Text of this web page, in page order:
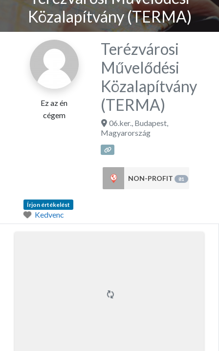
Közalapítvány (TERMA)
Ez az én
cégem
Terézvárosi
Művelődési
Közalapítvány
(TERMA)
06.ker., Budapest,
Magyarország
NON-PROFIT 81
Írjon értékelést
Kedvenc